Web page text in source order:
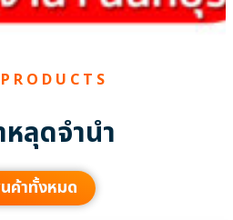
ลุดจำนำ
ค้าทั้งหมด